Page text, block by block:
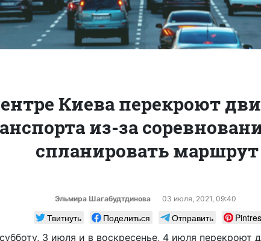
Киева перекроют
из-за
спланировать маршрут
Эльмира Шагабудтдинова 03 июля, 2021, 09:40
Твитнуть Поделиться Отправить
3 июля и в воскресенье, 4 июля перекроют